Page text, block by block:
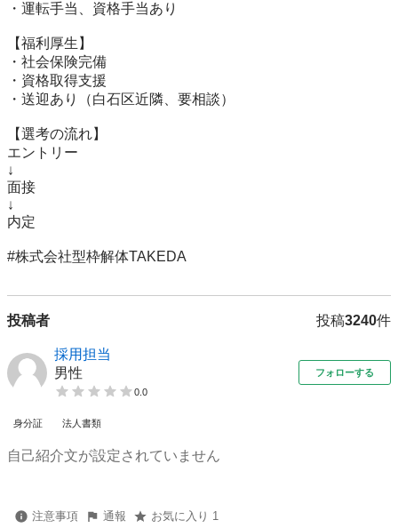
・運転手当、資格手当あり
【福利厚生】
・社会保険完備
・資格取得支援
・送迎あり（白石区近隣、要相談）
【選考の流れ】
エントリー
↓
面接
↓
内定
#株式会社型枠解体TAKEDA
投稿者 投稿3240件
採用担当
男性
0.0
フォローする
身分証 法人書類
自己紹介文が設定されていません
注意事項 通報 お気に入り 1